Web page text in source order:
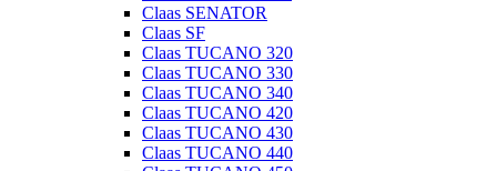
Claas SENATOR
Claas SF
Claas TUCANO 320
Claas TUCANO 330
Claas TUCANO 340
Claas TUCANO 420
Claas TUCANO 430
Claas TUCANO 440